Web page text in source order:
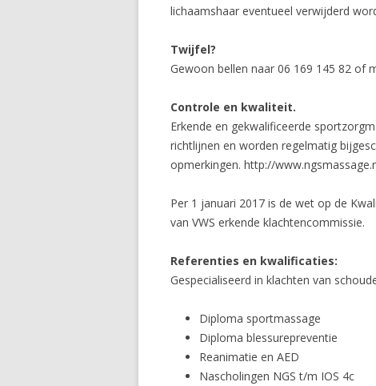
lichaamshaar eventueel verwijderd
Twijfel?
Gewoon bellen naar 06 169 145 82 of
Controle en kwaliteit.
Erkende en gekwalificeerde
richtlijnen en worden regelmatig
opmerkingen. http://
Per 1 januari 2017 is de wet op de
van VWS erkende klachtencommissie.
Referenties en kwalificaties:
Gespecialiseerd in klachten van
Diploma sportmassage
Diploma blessurepreventie
Reanimatie en AED
Nascholingen NGS t/m IOS 4c